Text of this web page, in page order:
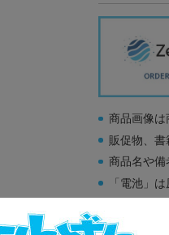
商品画像は
販促物、書
商品名や備
「電池」
ゲーム機
ディスク類